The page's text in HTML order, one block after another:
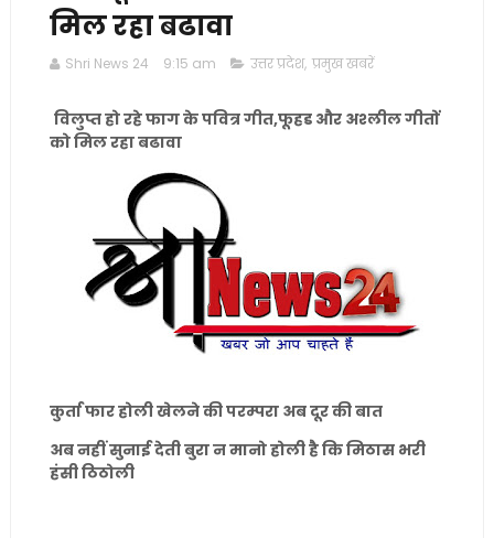
मिल रहा बढावा
Shri News 24 9:15 am उत्तर प्रदेश, प्रमुख खबरें
विलुप्त हो रहे फाग के पवित्र गीत,फूहड और अश्लील गीतों
को मिल रहा बढावा
कुर्ता फार होली खेलने की परम्परा अब दूर की बात
अब नहीं सुनाई देती बुरा न मानो होली है कि मिठास भरी
हंसी ठिठोली